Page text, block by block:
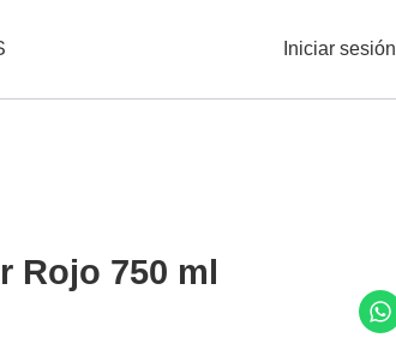
Iniciar sesión
Rojo 750 ml